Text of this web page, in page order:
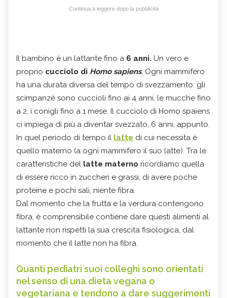
Continua a leggere dopo la pubblicità
Il bambino è un lattante fino a 6 anni. Un vero e
proprio cucciolo di Homo sapiens. Ogni mammifero
ha una durata diversa del tempo di svezzamento: gli
scimpanzè sono cuccioli fino ai 4 anni, le mucche fino
a 2, i conigli fino a 1 mese. Il cucciolo di Homo spaiens
ci impiega di più a diventar svezzato, 6 anni, appunto.
In quel periodo di tempo il latte di cui necessita è
quello materno (a ogni mammifero il suo latte). Tra le
caratteristiche del latte materno ricordiamo quella
di essere ricco in zuccheri e grassi, di avere poche
proteine e pochi sali, niente fibra.
Dal momento che la frutta e la verdura contengono
fibra, è comprensibile contiene dare questi alimenti al
lattante non rispetti la sua crescita fisiologica, dal
momento che il latte non ha fibra.
Quanti pediatri suoi colleghi sono orientati
nel senso di una dieta vegana o
vegetariana e tendono a dare suggerimenti